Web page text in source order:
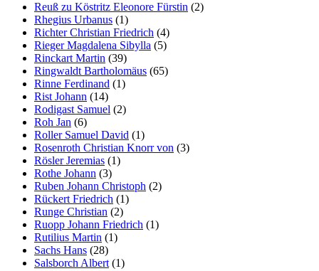
Reuß zu Köstritz Eleonore Fürstin (2)
Rhegius Urbanus (1)
Richter Christian Friedrich (4)
Rieger Magdalena Sibylla (5)
Rinckart Martin (39)
Ringwaldt Bartholomäus (65)
Rinne Ferdinand (1)
Rist Johann (14)
Rodigast Samuel (2)
Roh Jan (6)
Roller Samuel David (1)
Rosenroth Christian Knorr von (3)
Rösler Jeremias (1)
Rothe Johann (3)
Ruben Johann Christoph (2)
Rückert Friedrich (1)
Runge Christian (2)
Ruopp Johann Friedrich (1)
Rutilius Martin (1)
Sachs Hans (28)
Salsborch Albert (1)